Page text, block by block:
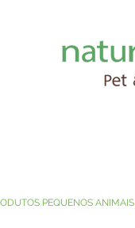
PEQUENOS ANIMAIS